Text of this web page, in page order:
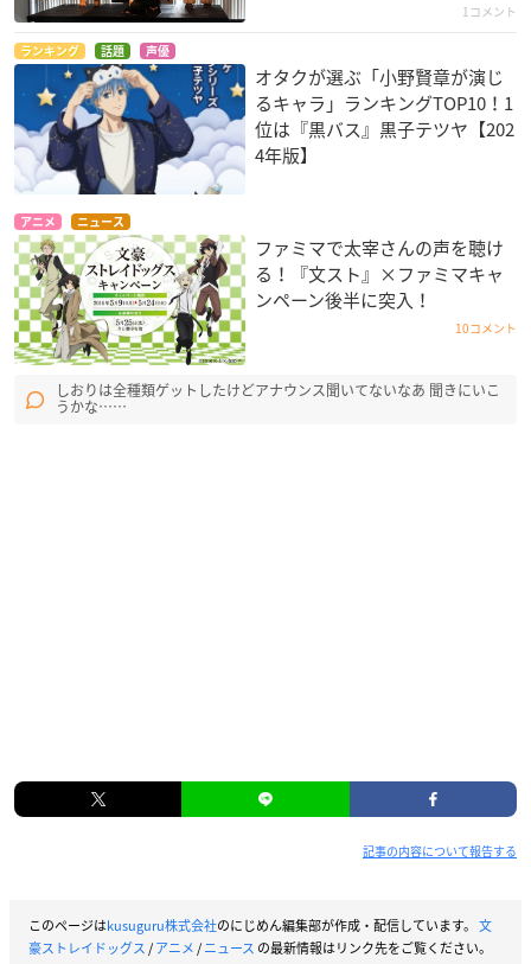
1コメント
ランキング 話題 声優
オタクが選ぶ「小野賢章が演じ
るキャラ」ランキングTOP10！1
位は『黒バス』黒子テツヤ【202
4年版】
アニメ ニュース
ファミマで太宰さんの声を聴け
る！『文スト』×ファミマキャ
ンペーン後半に突入！
10コメント
しおりは全種類ゲットしたけどアナウンス聞いてないなあ 聞きにいこ
うかな……
記事の内容について報告する
このページはkusuguru株式会社のにじめん編集部が作成・配信しています。 文
豪ストレイドッグス/アニメ/ニュース の最新情報はリンク先をご覧ください。